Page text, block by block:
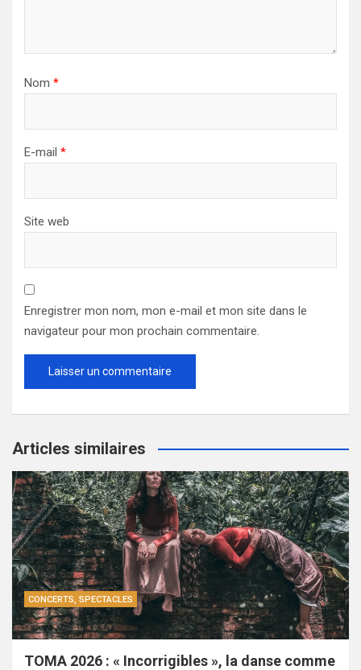
Nom *
E-mail *
Site web
Enregistrer mon nom, mon e-mail et mon site dans le
navigateur pour mon prochain commentaire.
Articles similaires
CONCERTS, SPECTACLES
TOMA 2026 : « Incorrigibles », la danse comme